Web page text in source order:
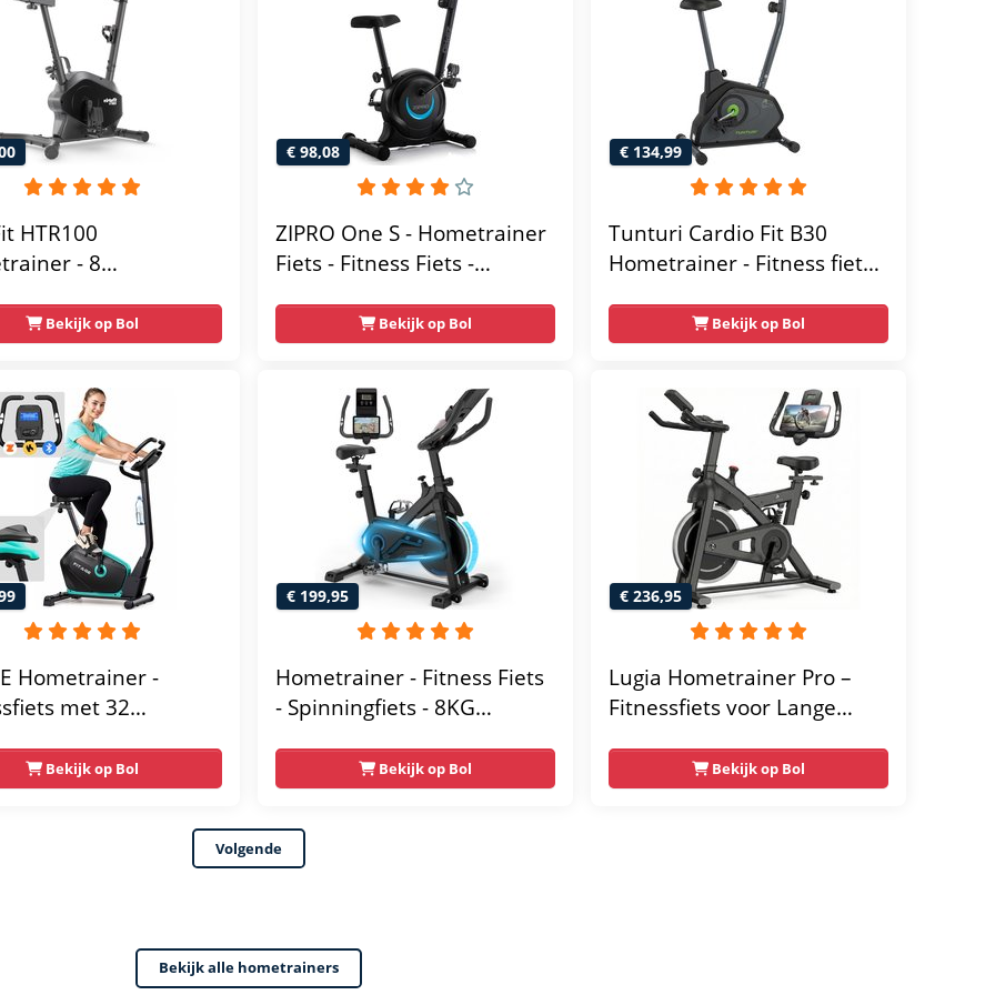
HTR100
- 8
-
zadel - Display
- Max.
Gebruikersgewicht -
Bekijk op Bol
€ 98,08
ZIPRO One S - Hometrainer
Fiets - Fitness Fiets -
Hartslagsensoren -
Gemakkelijk te
transporteren -
Antislippedalen - Homegym
- Stabiele structuur - Max.
gebruikersgewicht 110 kg -
Zwart en Blauw
Bekijk op Bol
€ 134,99
Tunturi Cardio Fit B30
Hometrainer - Fitness fiets
Tablethouder -
Hartslagfunctie en
transportwielen
Bekijk op Bol
Hometrainer -
met 32
voor
Kinomap & Zwift
Bekijk op Bol
€ 199,95
Hometrainer - Fitness Fiets
- Spinningfiets - 8KG
Incl App - Extreem stil
Bekijk op Bol
€ 236,95
Lugia Hometrainer Pro –
Fitnessfiets voor Lange
Vering & Demping – Extra
Soepel & Stil – Verstelbaar
Bekijk op Bol
Volgende
Bekijk alle hometrainers